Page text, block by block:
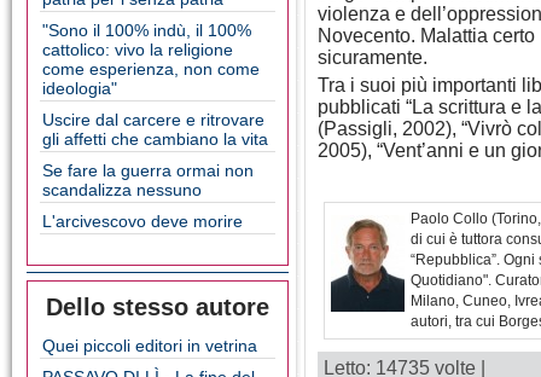
"Sono il 100% indù, il 100%
cattolico: vivo la religione
come esperienza, non come
ideologia"
Uscire dal carcere e ritrovare
gli affetti che cambiano la vita
Se fare la guerra ormai non
scandalizza nessuno
L'arcivescovo deve morire
Dello stesso autore
Quei piccoli editori in vetrina
violenza e
Novecento. Malattia
sicuramente.
Tra i suoi più importanti
pubblicati “La scrittura e
(Passigli, 2002), “Vivrò
2005), “Vent’anni e un
Paolo Collo
di cui è tuttora
“Repubblica”.
Quotidiano".
Milano, Cuneo,
autori, tra cui
Letto: 14735 volte |